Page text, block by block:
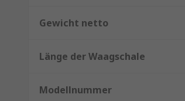
Gewicht netto
Länge der Waagschale
Modellnummer